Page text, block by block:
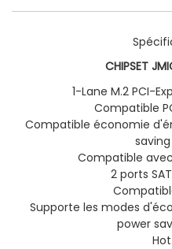
CHIPSET
1-Lane M.2 PCI-
Compatible
Compatible économie
Compatible
2 ports
Supporte les modes
power